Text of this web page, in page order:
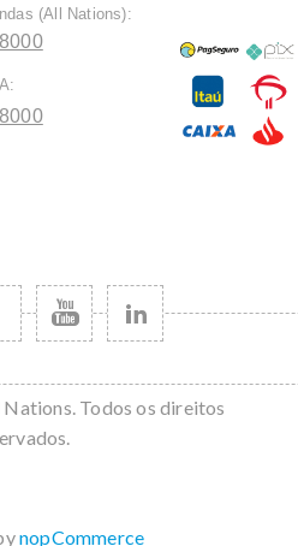
(All Nations):
Todos os direitos
nopCommerce